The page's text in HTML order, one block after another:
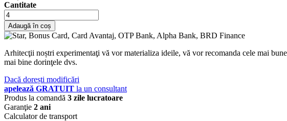
Cantitate
Adaugă în coș
Arhitecţii noștri experimentaţi vă vor materializa ideile, vă vor recomanda cele mai
mai bine dorinţele dvs.
Dacă dorești modificări
apelează GRATUIT la un consultant
Produs la comandă 3 zile lucratoare
Garanţie 2 ani
Calculator de transport